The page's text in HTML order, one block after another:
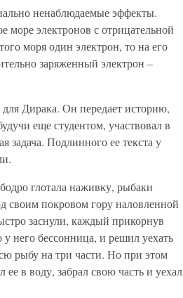
ненаблюдаемые эффекты.
электронов с отрицательной
моря один электрон, то на его
заряженный электрон –
Дирака. Он передает историю,
еще студентом, участвовал в
задача. Подлинного ее текста у
глотала наживку, рыбаки
своим покровом гору наловленной
заснули, каждый прикорнув
него бессонница, и решил уехать
рыбу на три части. Но при этом
в воду, забрал свою часть и уехал